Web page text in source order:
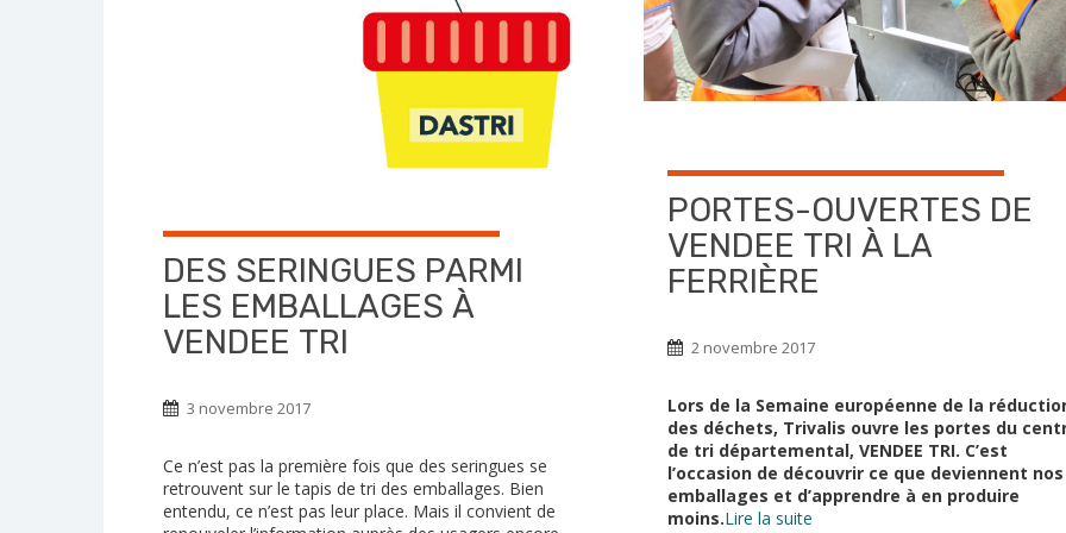
DES SERINGUES PARMI
LES EMBALLAGES À
VENDEE TRI
3 novembre 2017
Ce n’est pas la première fois que des seringues se
retrouvent sur le tapis de tri des emballages. Bien
entendu, ce n’est pas leur place. Mais il convient de
PORTES-OUVERTES DE
VENDEE TRI À LA
FERRIÈRE
2 novembre 2017
Lors de la Semaine européenne de la
des déchets, Trivalis ouvre les portes du
de tri départemental, VENDEE TRI. C’est
l’occasion de découvrir ce que deviennent nos
emballages et d’apprendre à en produire
moins.Lire la suite